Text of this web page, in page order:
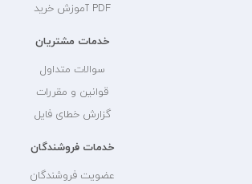
PDF آموزش خرید
خدمات مشتریان
سوالات متداول
قوانین و مقررات
گزارش خطای فایل
خدمات فروشندگان
عضویت فروشندگان